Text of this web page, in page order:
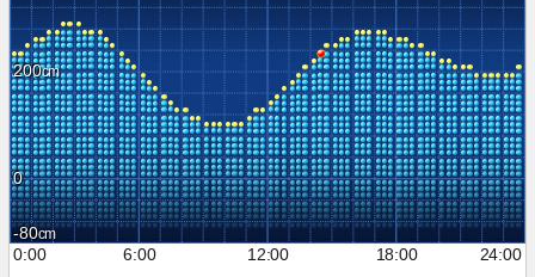
200
0
-80
0:00
6:00 12:00 18:00 24:00